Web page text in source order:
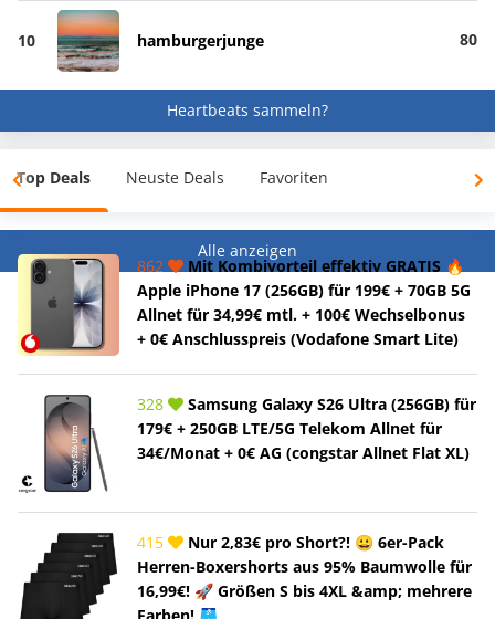
10 hamburgerjunge 80
Heartbeats sammeln?
Top Deals Neuste Deals Favoriten
Alle anzeigen
862
Mit Kombivorteil effektiv GRATIS 🔥
Apple iPhone 17 (256GB) für 199€ + 70GB 5G
Allnet für 34,99€ mtl. + 100€ Wechselbonus
+ 0€ Anschlusspreis (Vodafone Smart Lite)
328
Samsung Galaxy S26 Ultra (256GB) für
179€ + 250GB LTE/5G Telekom Allnet für
34€/Monat + 0€ AG (congstar Allnet Flat XL)
415
Nur 2,83€ pro Short?! 😀 6er-Pack
Herren-Boxershorts aus 95% Baumwolle für
16,99€! 🚀 Größen S bis 4XL &amp; mehrere
Farben! 🩳